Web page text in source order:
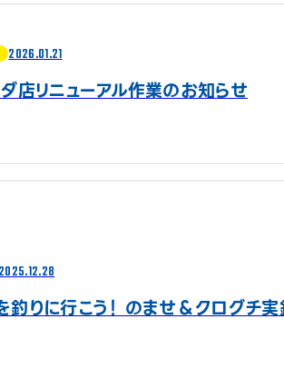
2026.01.21
店リニューアル作業のお知らせ
りに行こう！ のませ＆クログチ実